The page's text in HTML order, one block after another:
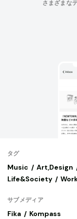
さまざまな
タグ
Music Art,Design
Life&Society
サブメディア
Fika Kompass